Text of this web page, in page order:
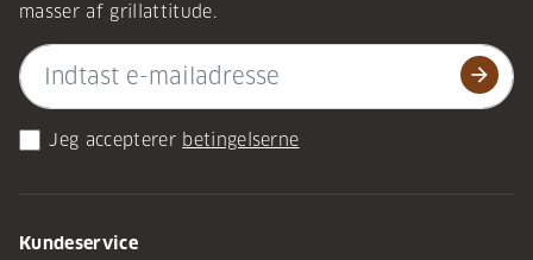
masser af grillattitude.
arrow_forward
Jeg accepterer betingelserne
Kundeservice